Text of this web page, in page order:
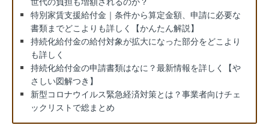
特別家賃支援給付金｜条件から算定金額、申請に必要な
書類までどこよりも詳しく【かんたん解説】
持続化給付金の給付対象が拡大になった部分をどこより
も詳しく
持続化給付金の申請書類はなに？最新情報を詳しく【や
さしい図解つき】
新型コロナウイルス緊急経済対策とは？事業者向けチェ
ックリストで総まとめ